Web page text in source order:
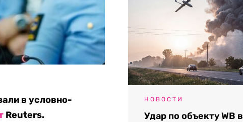
в условно-
Reuters.
НОВОСТИ
Удар по объекту WB в